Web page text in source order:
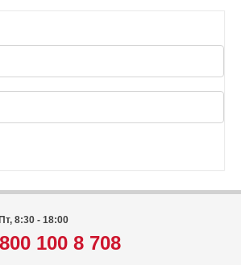
8:30 - 18:00
100 8 708